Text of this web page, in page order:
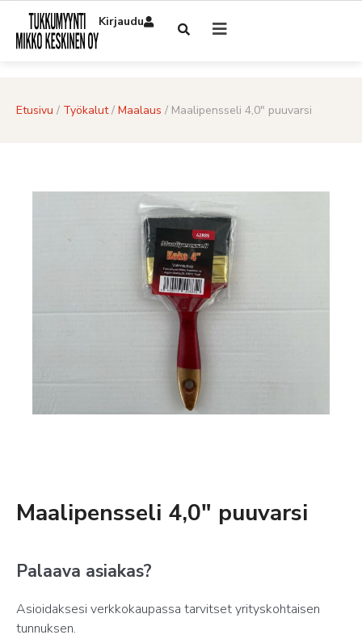
Kirjaudu
Etusivu / Työkalut/ Maalaus / Maalipensseli 4,0″ puuvarsi
Maalipensseli 4,0″ puuvarsi
Palaava asiakas?
Asioidaksesi verkkokaupassa tarvitset yrityskohtaisen
tunnuksen.